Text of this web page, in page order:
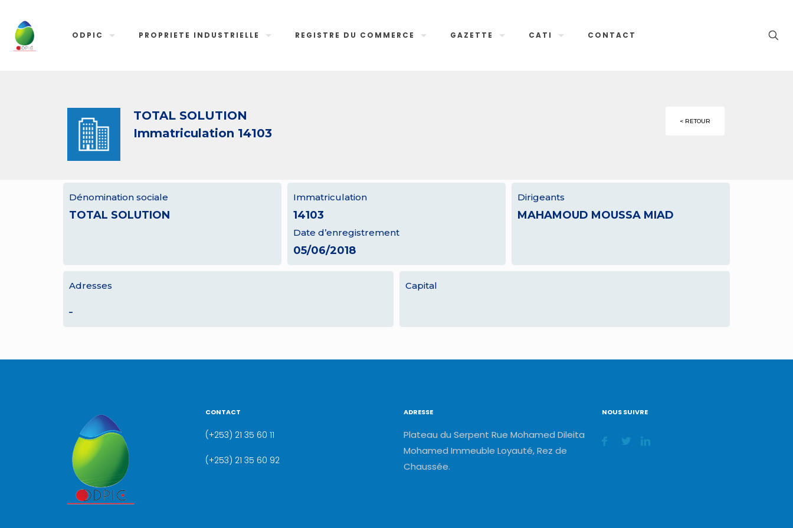
ODPIC PROPRIETE INDUSTRIELLE REGISTRE DU COMMERCE GAZETTE CATI CONTACT
TOTAL SOLUTION
Immatriculation 14103
< RETOUR
Dénomination sociale
TOTAL SOLUTION
Immatriculation
14103
Date d’enregistrement
05/06/2018
Dirigeants
MAHAMOUD MOUSSA MIAD
Adresses
–
Capital
CONTACT
(+253) 21 35 60 11
(+253) 21 35 60 92
ADRESSE
Plateau du Serpent Rue Mohamed Dileita
Mohamed Immeuble Loyauté, Rez de
Chaussée.
NOUS SUIVRE